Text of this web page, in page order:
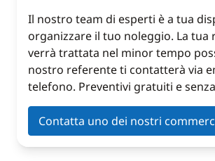
Il nostro team di esperti è a tua
organizzare il tuo noleggio. La tua
verrà trattata nel minor tempo
nostro referente ti contatterà via
telefono. Preventivi gratuiti e
Contatta uno dei nostri